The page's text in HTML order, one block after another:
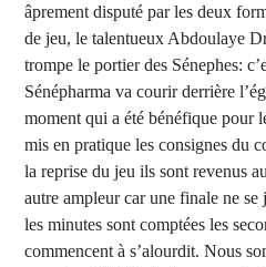
âprement disputé par les deux
de jeu, le talentueux Abdoulaye
trompe le portier des Sénephes:
Sénépharma va courir derrière
moment qui a été bénéfique pour
mis en pratique les consignes du
la reprise du jeu ils sont revenus
autre ampleur car une finale ne se
les minutes sont comptées les
commencent à s’alourdit. Nous